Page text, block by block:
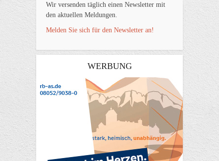
Wir versenden täglich einen Newsletter mit
den aktuellen Meldungen.
Melden Sie sich für den Newsletter an!
WERBUNG